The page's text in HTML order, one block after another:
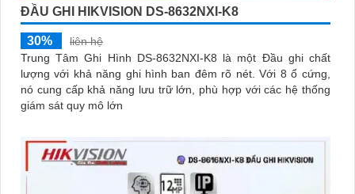
ĐẦU GHI HIKVISION DS-8632NXI-K8
30%
liên hệ
Trung Tâm Ghi Hình DS-8632NXI-K8 là một Đầu ghi chất
lượng với khả năng ghi hình ban đêm rõ nét. Với 8 ổ cứng,
nó cung cấp khả năng lưu trữ lớn, phù hợp với các hệ thống
giám sát quy mô lớn